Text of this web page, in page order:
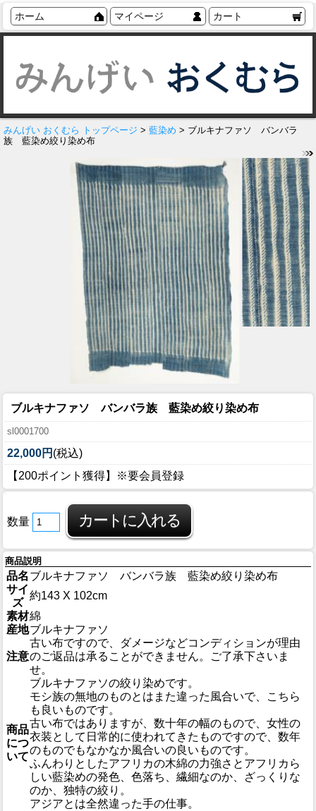
ホーム マイページ カート
みんげい おくむら トップページ > 藍染め > ブルキナファソ バンバラ
族 藍染め絞り染め布
ブルキナファソ バンバラ族 藍染め絞り染め布
sl0001700
22,000円 (税込)
【200ポイント獲得】※要会員登録
数量
商品説明
品名 ブルキナファソ バンバラ族 藍染め絞り染め布
サイ
ズ
約143 X 102cm
素材綿
産地ブルキナファソ
注意
古い布ですので、ダメージなどコンディションが理由
のご返品は承ることができません。ご了承下さいま
せ。
商品
につ
いて
ブルキナファソの絞り染めです。
モシ族の無地のものとはまた違った風合いで、こちら
も良いものです。
古い布ではありますが、数十年の幅のもので、女性の
衣装として日常的に使われてきたものですので、数年
のものでもなかなか風合いの良いものです。
ふんわりとしたアフリカの木綿の力強さとアフリカら
しい藍染めの発色、色落ち、繊細なのか、ざっくりな
のか、独特の絞り。
アジアとは全然違った手の仕事。